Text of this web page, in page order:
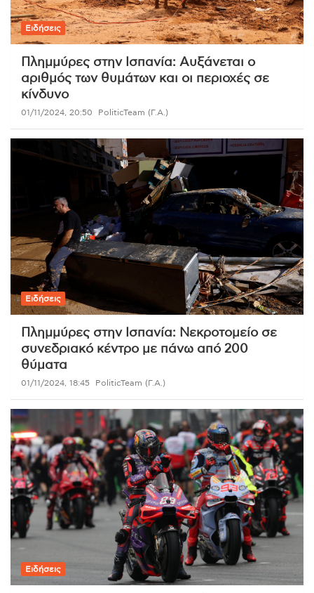
Ειδήσεις
Πλημμύρες στην Ισπανία: Αυξάνεται ο
αριθμός των θυμάτων και οι περιοχές σε
κίνδυνο
01/11/2024, 20:50 PoliticTeam (Γ.Α.)
Ειδήσεις
Πλημμύρες στην Ισπανία: Νεκροτομείο σε
συνεδριακό κέντρο με πάνω από 200
θύματα
01/11/2024, 18:45 PoliticTeam (Γ.Α.)
Ειδήσεις